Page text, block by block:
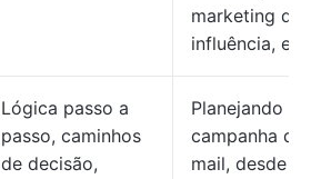
marketing de
influência, etc.
Lógica passo a
passo, caminhos
de decisão,
Planejando
campanha de
mail, desde a